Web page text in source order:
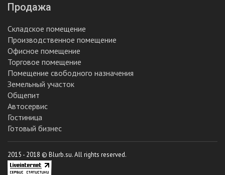
Продажа
Складское помещение
Производственное помещение
Офисное помещение
Торговое помещение
Помещение свободного назначения
Земельный участок
Общепит
Автосервис
Гостиница
Готовый бизнес
2015 - 2018 © Blurb.su. All rights reserved.